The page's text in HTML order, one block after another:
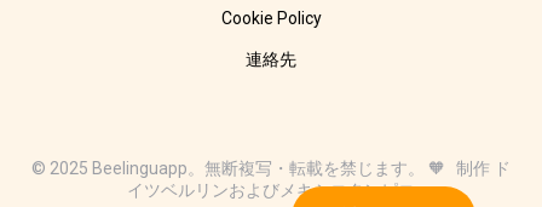
Cookie Policy
連絡先
© 2025 Beelinguapp。無断複写・転載を禁じます。 🧡 制作 ド
イツベルリンおよびメキシコタンピコ